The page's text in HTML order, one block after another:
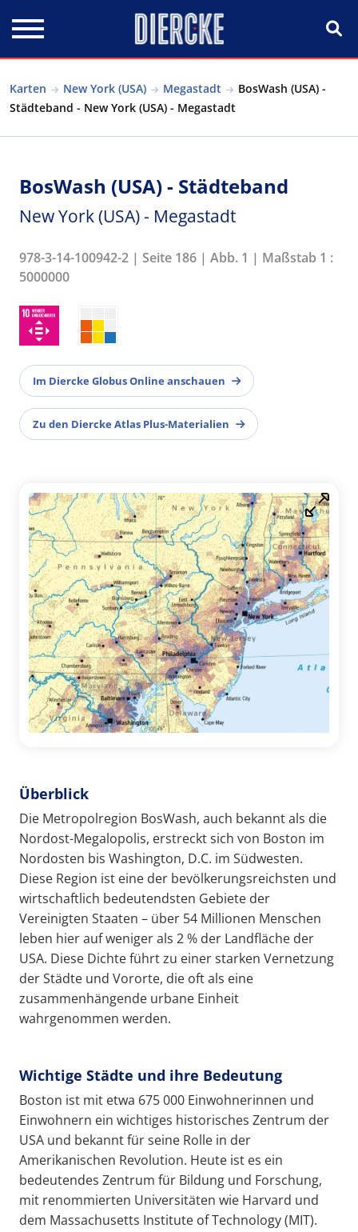
Karten New York (USA) Megastadt
BosWash (USA) -
Städteband - New York (USA) - Megastadt
BosWash (USA) - Städteband
New York (USA) - Megastadt
978-3-14-100942-2 | Seite 186 | Abb. 1 | Maßstab 1 :
5000000
Im Diercke Globus Online anschauen
Zu den Diercke Atlas Plus-Materialien
Überblick
Die Metropolregion BosWash, auch bekannt als die
Nordost-Megalopolis, erstreckt sich von Boston im
Nordosten bis Washington, D.C. im Südwesten.
Diese Region ist eine der bevölkerungsreichsten und
wirtschaftlich bedeutendsten Gebiete der
Vereinigten Staaten – über 54 Millionen Menschen
leben hier auf weniger als 2 % der Landfläche der
USA. Diese Dichte führt zu einer starken Vernetzung
der Städte und Vororte, die oft als eine
zusammenhängende urbane Einheit
wahrgenommen werden.
Wichtige Städte und ihre Bedeutung
Boston ist mit etwa 675 000 Einwohnerinnen und
Einwohnern ein wichtiges historisches Zentrum der
USA und bekannt für seine Rolle in der
Amerikanischen Revolution. Heute ist es ein
bedeutendes Zentrum für Bildung und Forschung,
mit renommierten Universitäten wie Harvard und
dem Massachusetts Institute of Technology (MIT).